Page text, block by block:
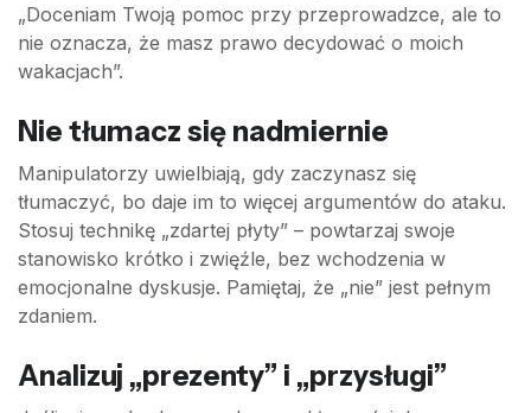
„Doceniam Twoją pomoc przy przeprowadzce, ale to
nie oznacza, że masz prawo decydować o moich
wakacjach”.
Nie tłumacz się nadmiernie
Manipulatorzy uwielbiają, gdy zaczynasz się
tłumaczyć, bo daje im to więcej argumentów do ataku.
Stosuj technikę „zdartej płyty” – powtarzaj swoje
stanowisko krótko i zwięźle, bez wchodzenia w
emocjonalne dyskusje. Pamiętaj, że „nie” jest pełnym
zdaniem.
Analizuj „prezenty” i „przysługi”